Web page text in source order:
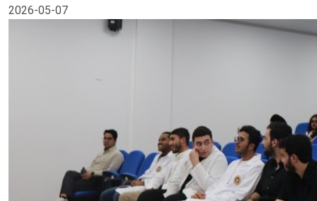
2026-05-07